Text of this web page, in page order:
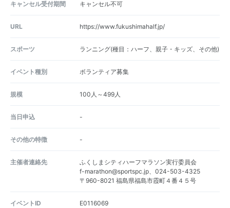
キャンセル受付期間 キャンセル不可
URL https://www.fukushimahalf.jp/
スポーツ ランニング(種目：ハーフ、親子・キッズ、その他)
イベント種別 ボランティア募集
規模 100人～499人
当日申込 -
その他の特徴 -
主催者連絡先
ふくしまシティハーフマラソン実行委員会
f-marathon@sportspc.jp、024-503-4325
〒960-8021 福島県福島市霞町４番４５号
イベントID E0116069